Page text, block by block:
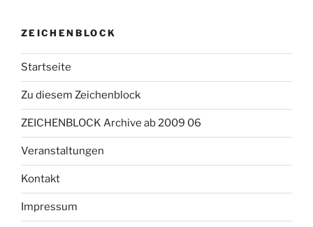
ZEICHENBLOCK
Startseite
Zu diesem Zeichenblock
ZEICHENBLOCK Archive ab 2009 06
Veranstaltungen
Kontakt
Impressum